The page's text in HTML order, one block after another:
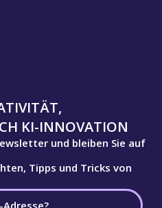
KI-INNOVATION
und bleiben Sie auf
Tipps und Tricks von